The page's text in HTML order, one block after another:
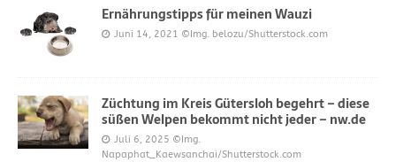
Ernährungstipps für meinen Wauzi
Juni 14, 2021 ©Img. belozu/Shutterstock.com
Züchtung im Kreis Gütersloh begehrt – diese
süßen Welpen bekommt nicht jeder – nw.de
Juli 6, 2025 ©Img.
Napaphat_Kaewsanchai/Shutterstock.com